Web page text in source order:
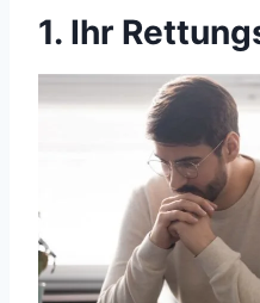
1. Ihr